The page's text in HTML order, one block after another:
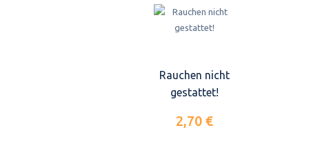
Rauchen nicht
gestattet!
2,70 €